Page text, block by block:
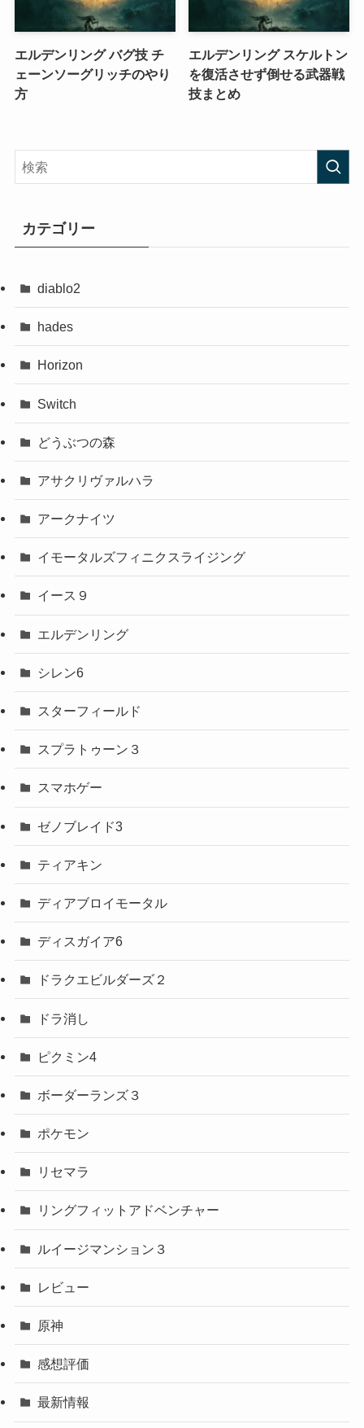
エルデンリング バグ技 チ
ェーンソーグリッチのやり
方
エルデンリング スケルトン
を復活させず倒せる武器戦
技まとめ
カテゴリー
diablo2
hades
Horizon
Switch
どうぶつの森
アサクリヴァルハラ
アークナイツ
イモータルズフィニクスライジング
イース９
エルデンリング
シレン6
スターフィールド
スプラトゥーン３
スマホゲー
ゼノブレイド3
ティアキン
ディアブロイモータル
ディスガイア6
ドラクエビルダーズ２
ドラ消し
ピクミン4
ボーダーランズ３
ポケモン
リセマラ
リングフィットアドベンチャー
ルイージマンション３
レビュー
原神
感想評価
最新情報